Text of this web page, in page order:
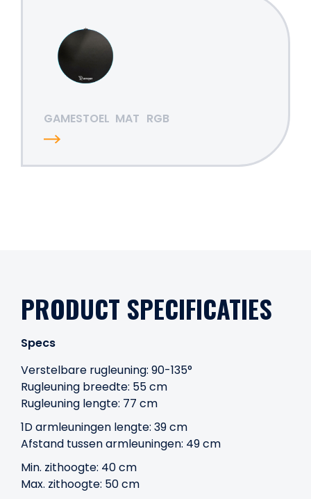
GAMESTOEL MAT RGB
PRODUCT SPECIFICATIES
Specs
Verstelbare rugleuning: 90-135°
Rugleuning breedte: 55 cm
Rugleuning lengte: 77 cm
1D armleuningen lengte: 39 cm
Afstand tussen armleuningen: 49 cm
Min. zithoogte: 40 cm
Max. zithoogte: 50 cm